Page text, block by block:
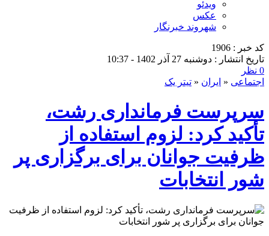
ویدئو
عکس
شهروند خبرنگار
کد خبر : 1906
تاریخ انتشار : دوشنبه 27 آذر 1402 - 10:37
0 نظر
اجتماعی « ایران « تیتر یک
سرپرست فرمانداری رشت،
تأکید کرد: لزوم استفاده از
ظرفیت جوانان برای برگزاری پر
شور انتخابات